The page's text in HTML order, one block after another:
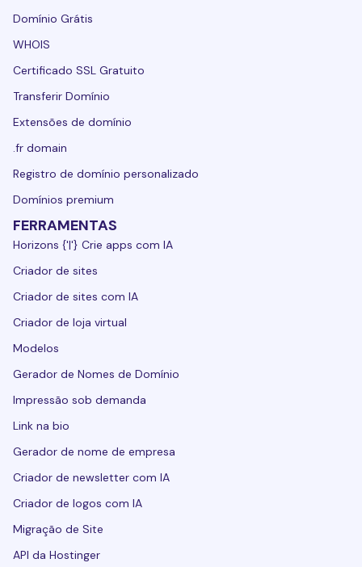
Domínio Grátis
WHOIS
Certificado SSL Gratuito
Transferir Domínio
Extensões de domínio
.fr domain
Registro de domínio personalizado
Domínios premium
FERRAMENTAS
Horizons {'|'} Crie apps com IA
Criador de sites
Criador de sites com IA
Criador de loja virtual
Modelos
Gerador de Nomes de Domínio
Impressão sob demanda
Link na bio
Gerador de nome de empresa
Criador de newsletter com IA
Criador de logos com IA
Migração de Site
API da Hostinger